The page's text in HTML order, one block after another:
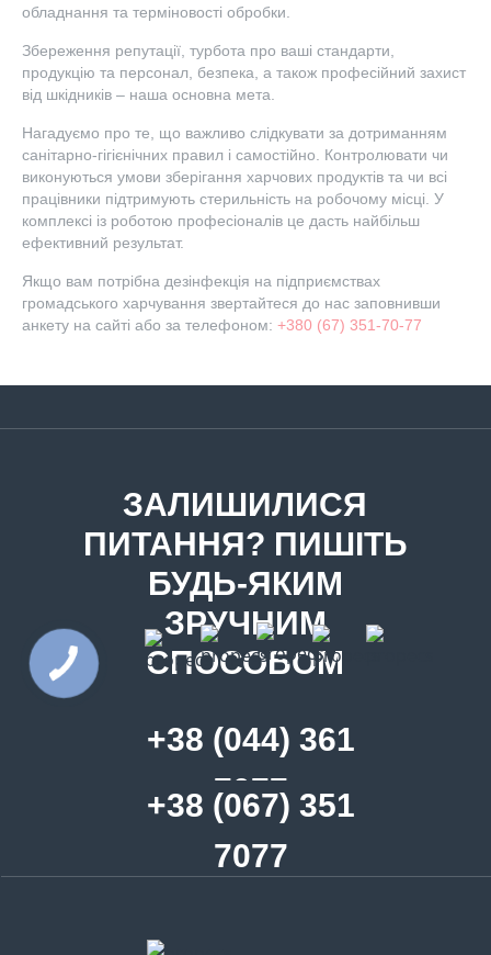
обладнання та терміновості обробки.
Збереження репутації, турбота про ваші стандарти,
продукцію та персонал, безпека, а також професійний захист
від шкідників – наша основна мета.
Нагадуємо про те, що важливо слідкувати за дотриманням
санітарно-гігієнічних правил і самостійно. Контролювати чи
виконуються умови зберігання харчових продуктів та чи всі
працівники підтримують стерильність на робочому місці. У
комплексі із роботою професіоналів це дасть найбільш
ефективний результат.
Якщо вам потрібна дезінфекція на підприємствах
громадського харчування звертайтеся до нас заповнивши
анкету на сайті або за телефоном: +380 (67) 351-70-77
ЗАЛИШИЛИСЯ
ПИТАННЯ? ПИШІТЬ
БУДЬ-ЯКИМ
ЗРУЧНИМ
СПОСОБОМ
+38 (044) 361
7077
+38 (067) 351
7077